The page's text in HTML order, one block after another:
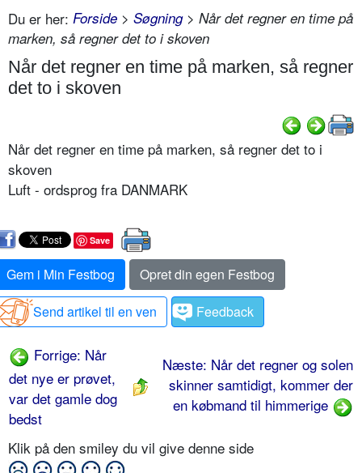
Du er her: Forside > Søgning> Når det regner en time på
marken, så regner det to i skoven
Når det regner en time på marken, så regner
det to i skoven
Når det regner en time på marken, så regner det to i
skoven
Luft - ordsprog fra DANMARK
Save
Gem i Min Festbog
Opret din egen Festbog
Send artikel til en ven
Feedback
Forrige: Når
det nye er prøvet,
var det gamle dog
bedst
Næste: Når det regner og solen
skinner samtidigt, kommer der
en købmand til himmerige
Klik på den smiley du vil give denne side